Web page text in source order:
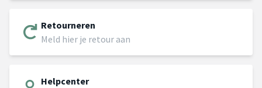
Retourneren
Meld hier je retour aan
Helpcenter